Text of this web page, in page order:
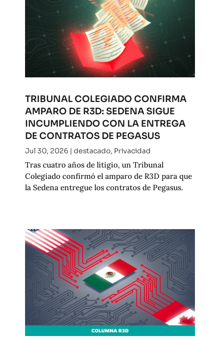
TRIBUNAL COLEGIADO CONFIRMA
AMPARO DE R3D: SEDENA SIGUE
INCUMPLIENDO CON LA ENTREGA
DE CONTRATOS DE PEGASUS
Jul 30, 2026| destacado, Privacidad
Tras cuatro años de litigio, un Tribunal
Colegiado confirmó el amparo de R3D para que
la Sedena entregue los contratos de Pegasus.